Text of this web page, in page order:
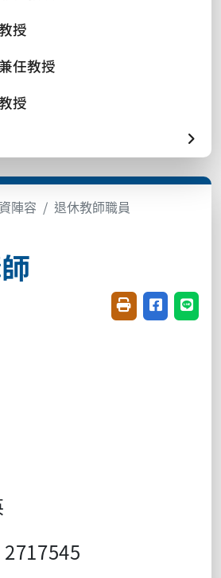
授
任教授
授
陣容
退休教師職員
友善列印(開新視
分享至臉書
分享